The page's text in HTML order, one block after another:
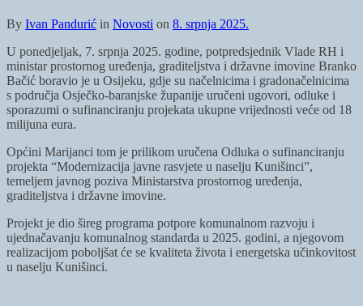
By Ivan Pandurić in Novosti on 8. srpnja 2025.
U ponedjeljak, 7. srpnja 2025. godine, potpredsjednik Vlade RH i
ministar prostornog uređenja, graditeljstva i državne imovine Branko
Bačić boravio je u Osijeku, gdje su načelnicima i gradonačelnicima
s područja Osječko-baranjske županije uručeni ugovori, odluke i
sporazumi o sufinanciranju projekata ukupne vrijednosti veće od 18
milijuna eura.
Općini Marijanci tom je prilikom uručena Odluka o sufinanciranju
projekta “Modernizacija javne rasvjete u naselju Kunišinci”,
temeljem javnog poziva Ministarstva prostornog uređenja,
graditeljstva i državne imovine.
Projekt je dio šireg programa potpore komunalnom razvoju i
ujednačavanju komunalnog standarda u 2025. godini, a njegovom
realizacijom poboljšat će se kvaliteta života i energetska učinkovitost
u naselju Kunišinci.